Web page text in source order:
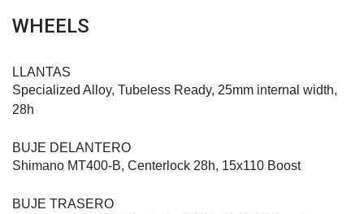
WHEELS
LLANTAS
Specialized Alloy, Tubeless Ready, 25mm internal width,
28h
BUJE DELANTERO
Shimano MT400-B, Centerlock 28h, 15x110 Boost
BUJE TRASERO